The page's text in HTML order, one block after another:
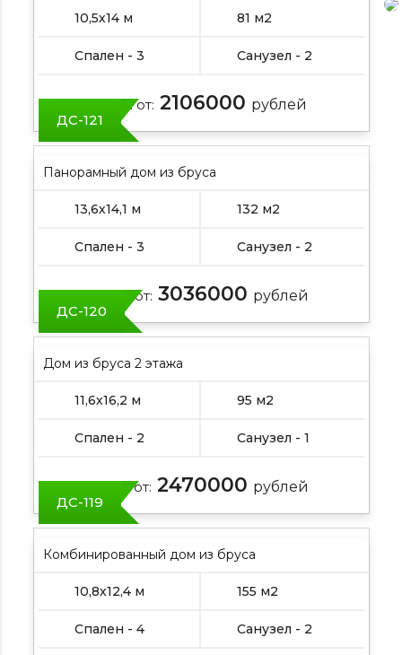
10,5х14 м 81 м2
Спален - 3 Санузел - 2
Цена от: 2106000 рублей
ДС-121
Панорамный дом из бруса
13,6х14,1 м 132 м2
Спален - 3 Санузел - 2
Цена от: 3036000 рублей
ДС-120
Дом из бруса 2 этажа
11,6х16,2 м 95 м2
Спален - 2 Санузел - 1
Цена от: 2470000 рублей
ДС-119
Комбинированный дом из бруса
10,8х12,4 м 155 м2
Спален - 4 Санузел - 2